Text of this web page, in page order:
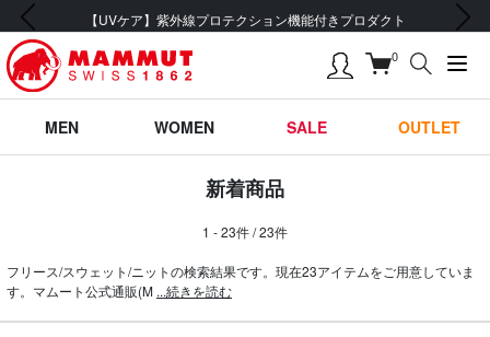
【UVケア】紫外線プロテクション機能付きプロダクト
前の画像 次の画像
0
MEN WOMEN SALE OUTLET
新着商品
1 - 23件 / 23件
フリース/スウェット/ニットの検索結果です。現在23アイテムをご用意していま
す。マムート公式通販(M ...続きを読む